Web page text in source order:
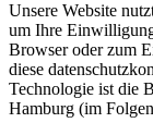
Unsere Website
um Ihre
Browser oder zum
diese
Technologie ist die
Hamburg (im